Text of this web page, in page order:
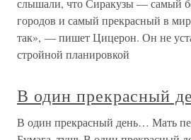
слышали, что Сиракузы — самый
городов и самый прекрасный в
так», — пишет Цицерон. Он не
стройной планировкой
В один прекрасный
В один прекрасный день… Мать